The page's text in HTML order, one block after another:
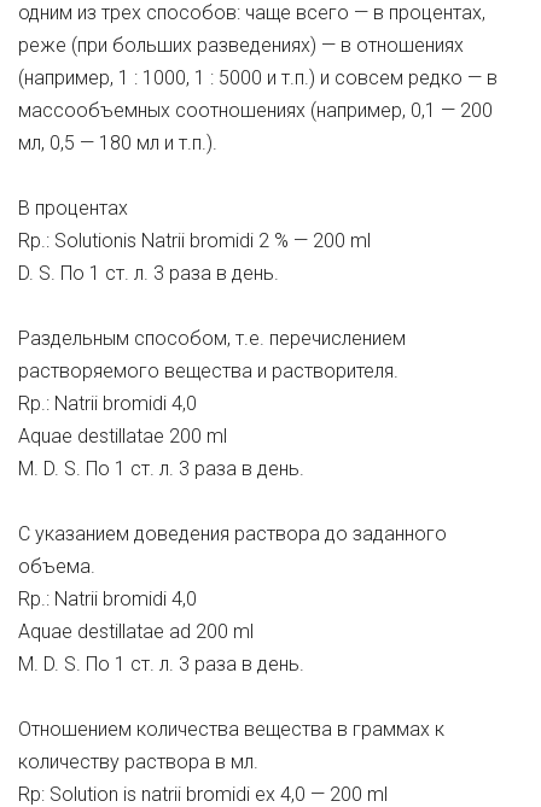
одним из трех способов: чаще всего — в процентах,
реже (при больших разведениях) — в отношениях
(например, 1 : 1000, 1 : 5000 и т.п.) и совсем редко — в
массообъемных соотношениях (например, 0,1 — 200
мл, 0,5 — 180 мл и т.п.).
В процентах
Rp.: Solutionis Natrii bromidi 2 % — 200 ml
D. S. По 1 ст. л. 3 раза в день.
Раздельным способом, т.е. перечислением
растворяемого вещества и растворителя.
Rp.: Natrii bromidi 4,0
Aquae destillatae 200 ml
M. D. S. По 1 ст. л. 3 раза в день.
С указанием доведения раствора до заданного
объема.
Rp.: Natrii bromidi 4,0
Aquae destillatae ad 200 ml
M. D. S. По 1 ст. л. 3 раза в день.
Отношением количества вещества в граммах к
количеству раствора в мл.
Rp: Solution is natrii bromidi ex 4,0 — 200 ml